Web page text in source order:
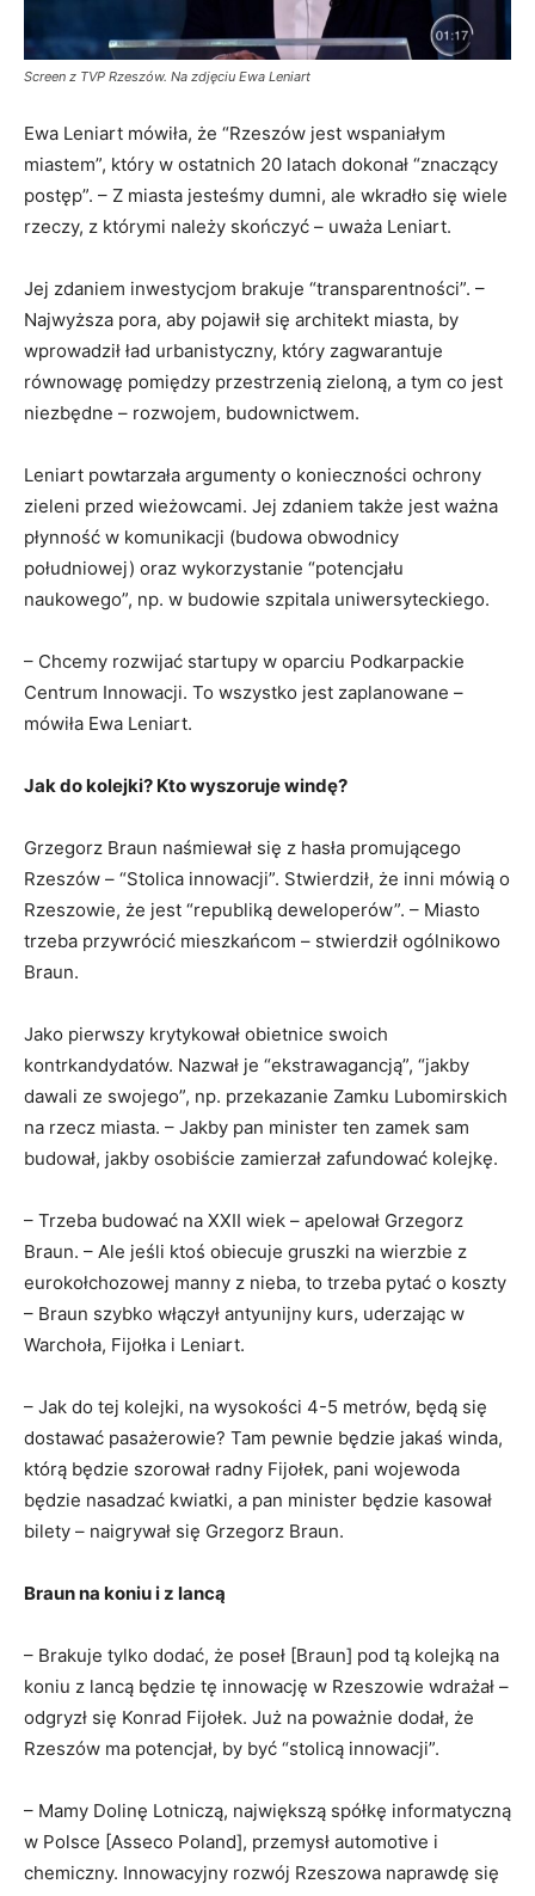
Screen z TVP Rzeszów. Na zdjęciu Ewa Leniart
Ewa Leniart mówiła, że “Rzeszów jest wspaniałym
miastem”, który w ostatnich 20 latach dokonał “znaczący
postęp”. – Z miasta jesteśmy dumni, ale wkradło się wiele
rzeczy, z którymi należy skończyć – uważa Leniart.
Jej zdaniem inwestycjom brakuje “transparentności”. –
Najwyższa pora, aby pojawił się architekt miasta, by
wprowadził ład urbanistyczny, który zagwarantuje
równowagę pomiędzy przestrzenią zieloną, a tym co jest
niezbędne – rozwojem, budownictwem.
Leniart powtarzała argumenty o konieczności ochrony
zieleni przed wieżowcami. Jej zdaniem także jest ważna
płynność w komunikacji (budowa obwodnicy
południowej) oraz wykorzystanie “potencjału
naukowego”, np. w budowie szpitala uniwersyteckiego.
– Chcemy rozwijać startupy w oparciu Podkarpackie
Centrum Innowacji. To wszystko jest zaplanowane –
mówiła Ewa Leniart.
Jak do kolejki? Kto wyszoruje windę?
Grzegorz Braun naśmiewał się z hasła promującego
Rzeszów – “Stolica innowacji”. Stwierdził, że inni mówią o
Rzeszowie, że jest “republiką deweloperów”. – Miasto
trzeba przywrócić mieszkańcom – stwierdził ogólnikowo
Braun.
Jako pierwszy krytykował obietnice swoich
kontrkandydatów. Nazwał je “ekstrawagancją”, “jakby
dawali ze swojego”, np. przekazanie Zamku Lubomirskich
na rzecz miasta. – Jakby pan minister ten zamek sam
budował, jakby osobiście zamierzał zafundować kolejkę.
– Trzeba budować na XXII wiek – apelował Grzegorz
Braun. – Ale jeśli ktoś obiecuje gruszki na wierzbie z
eurokołchozowej manny z nieba, to trzeba pytać o koszty
– Braun szybko włączył antyunijny kurs, uderzając w
Warchoła, Fijołka i Leniart.
– Jak do tej kolejki, na wysokości 4-5 metrów, będą się
dostawać pasażerowie? Tam pewnie będzie jakaś winda,
którą będzie szorował radny Fijołek, pani wojewoda
będzie nasadzać kwiatki, a pan minister będzie kasował
bilety – naigrywał się Grzegorz Braun.
Braun na koniu i z lancą
– Brakuje tylko dodać, że poseł [Braun] pod tą kolejką na
koniu z lancą będzie tę innowację w Rzeszowie wdrażał –
odgryzł się Konrad Fijołek. Już na poważnie dodał, że
Rzeszów ma potencjał, by być “stolicą innowacji”.
– Mamy Dolinę Lotniczą, największą spółkę informatyczną
w Polsce [Asseco Poland], przemysł automotive i
chemiczny. Innowacyjny rozwój Rzeszowa naprawdę się